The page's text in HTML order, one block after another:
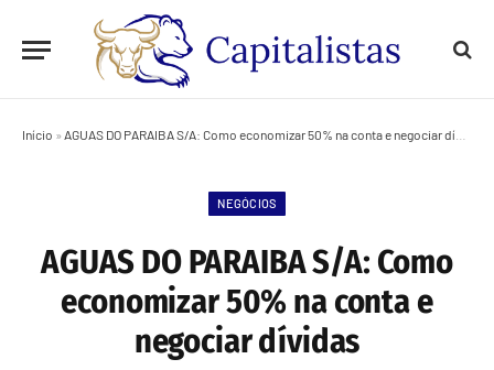
Início » AGUAS DO PARAIBA S/A: Como economizar 50% na conta e negociar dívidas
NEGÓCIOS
AGUAS DO PARAIBA S/A: Como
economizar 50% na conta e
negociar dívidas